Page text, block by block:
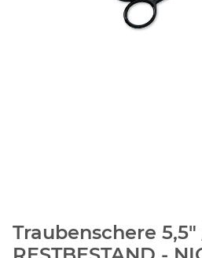
Traubenschere